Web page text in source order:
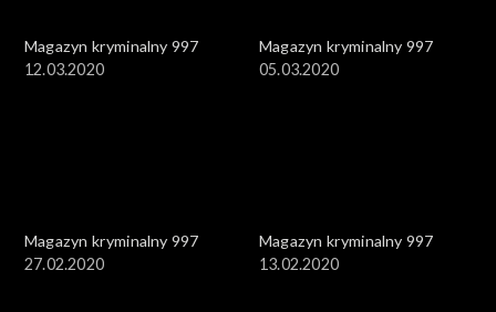
Magazyn kryminalny 997
12.03.2020
Magazyn kryminalny 997
05.03.2020
Magazyn kryminalny 997
27.02.2020
Magazyn kryminalny 997
13.02.2020